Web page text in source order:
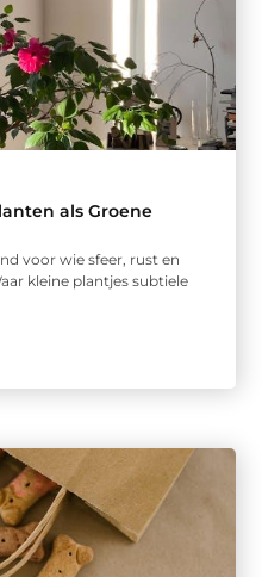
als Groene
voor wie sfeer, rust en
kleine plantjes subtiele